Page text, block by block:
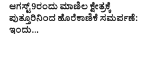
ಆಗಸ್ಟ್ 9ರಂದು ಮಾಣಿಲ ಕ್ಷೇತ್ರಕ್ಕೆ
ಪುತ್ತೂರಿನಿಂದ ಹೊರೆಕಾಣಿಕೆ ಸಮರ್ಪಣೆ:
ಇಂದು…